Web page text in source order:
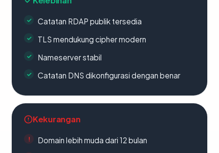
Catatan RDAP publik tersedia
TLS mendukung cipher modern
Nameserver stabil
Catatan DNS dikonfigurasi dengan benar
Kekurangan
Domain lebih muda dari 12 bulan